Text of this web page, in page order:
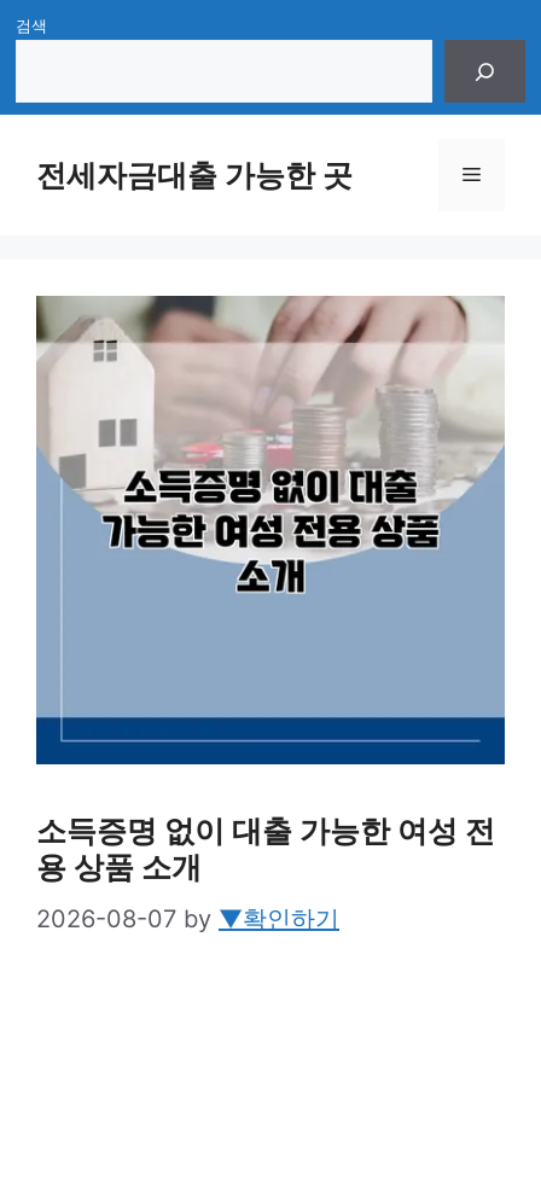
Skip
content
검색
전세자금대출 가능한 곳 Menu
소득증명 없이 대출 가능한 여성 전
용 상품 소개
2026-08-07 by ▼확인하기